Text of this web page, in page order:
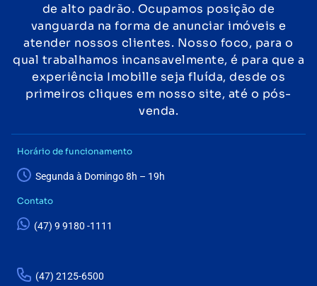
de alto padrão. Ocupamos posição de
vanguarda na forma de anunciar imóveis e
atender nossos clientes. Nosso foco, para o
qual trabalhamos incansavelmente, é para que a
experiência Imobille seja fluída, desde os
primeiros cliques em nosso site, até o pós-
venda.
Horário de funcionamento
Segunda à Domingo 8h – 19h
Contato
(47) 9 9180 -1111
(47) 2125-6500